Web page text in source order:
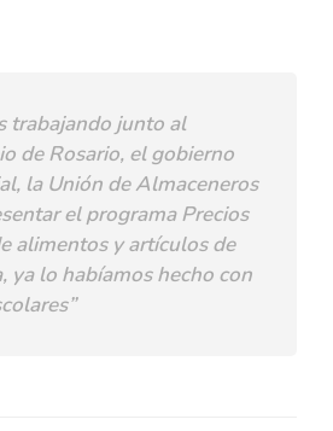
trabajando junto al
de Rosario, el gobierno
la Unión de Almaceneros
el programa Precios
alimentos y artículos de
ya lo habíamos hecho con